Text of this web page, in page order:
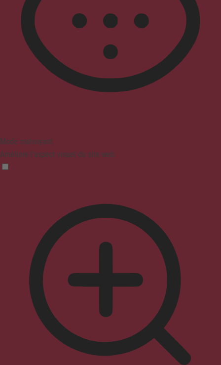
Mode malvoyant
Améliore l'aspect visuel du site web